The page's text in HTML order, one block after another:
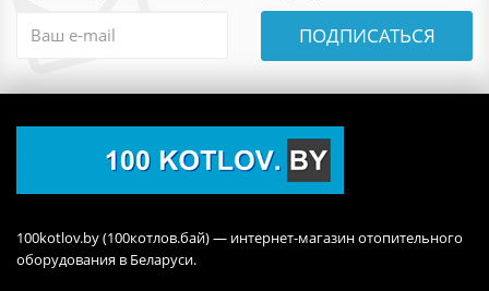
ПОДПИСАТЬСЯ
100kotlov.by (100котлов.бай) — интернет-магазин отопительного
оборудования в Беларуси.